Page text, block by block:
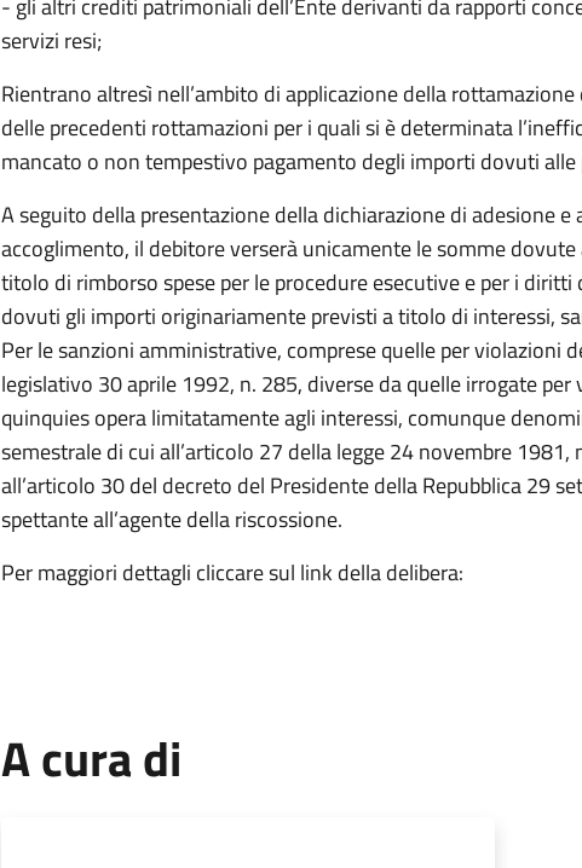
- gli altri crediti patrimoniali dell’Ente derivanti da rapporti
servizi resi;
Rientrano altresì nell’ambito di applicazione della
delle precedenti rottamazioni per i quali si è determinata
mancato o non tempestivo pagamento degli importi dovuti alle
A seguito della presentazione della dichiarazione di adesione
accoglimento, il debitore verserà unicamente le somme
titolo di rimborso spese per le procedure esecutive e per i
dovuti gli importi originariamente previsti a titolo di interessi,
Per le sanzioni amministrative, comprese quelle per violazioni
legislativo 30 aprile 1992, n. 285, diverse da quelle irrogate
quinquies opera limitatamente agli interessi, comunque
semestrale di cui all’articolo 27 della legge 24 novembre
all’articolo 30 del decreto del Presidente della Repubblica 29
spettante all’agente della riscossione.
Per maggiori dettagli cliccare sul link della delibera:
A cura di